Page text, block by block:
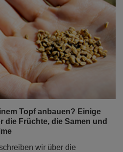
Topf anbauen? Einige
die Früchte, die Samen und
wir über die